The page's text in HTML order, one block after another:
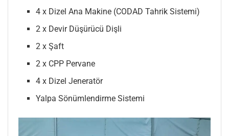
4 x Dizel Ana Makine (CODAD Tahrik Sistemi)
2 x Devir Düşürücü Dişli
2 x Şaft
2 x CPP Pervane
4 x Dizel Jeneratör
Yalpa Sönümlendirme Sistemi